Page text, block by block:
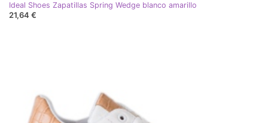
Ideal Shoes Zapatillas Spring Wedge blanco amarillo
21,64 €